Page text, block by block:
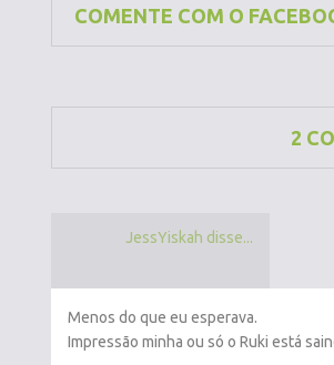
COMENTE COM O
2
JessYiskah disse...
Menos do que eu esperava.
Impressão minha ou só o Ruki está